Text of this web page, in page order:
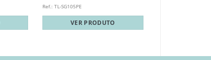
Ref.: TL-SG105PE
VER PRODUTO